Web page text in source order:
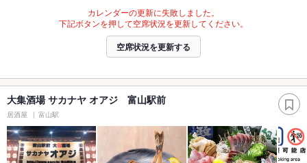
カレンダーの更新に失敗しました。
下記ボタンを押して空席状況を更新してください。
空席状況を更新する
大集酒場 サカナヤ オアジ 富山駅前
居酒屋 富山駅